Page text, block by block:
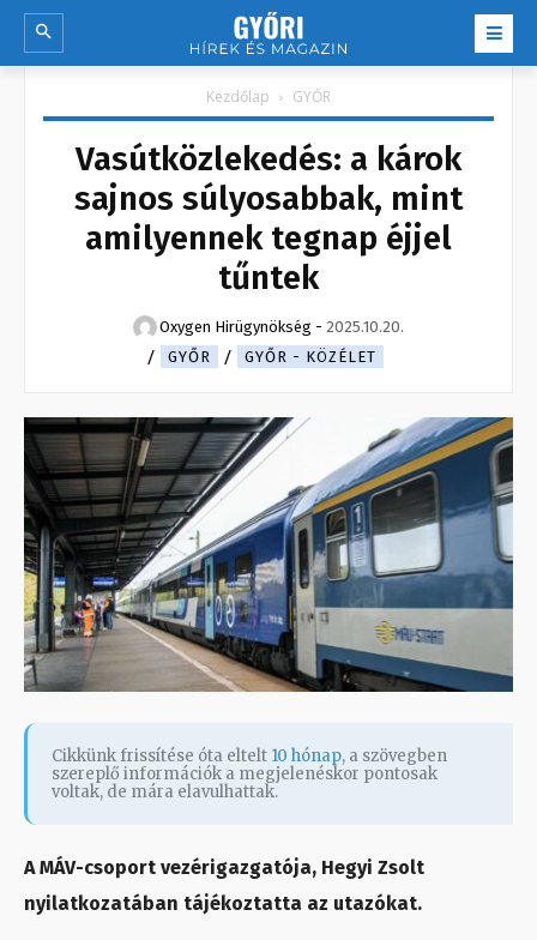
Kezdőlap GYŐR
Vasútközlekedés: a károk
sajnos súlyosabbak, mint
amilyennek tegnap éjjel
tűntek
Oxygen Hirügynökség - 2025.10.20.
GYŐR
GYŐR - KÖZÉLET
Cikkünk frissítése óta eltelt 10 hónap, a szövegben
szereplő információk a megjelenéskor pontosak
voltak, de mára elavulhattak.
A MÁV-csoport vezérigazgatója, Hegyi Zsolt
nyilatkozatában tájékoztatta az utazókat.